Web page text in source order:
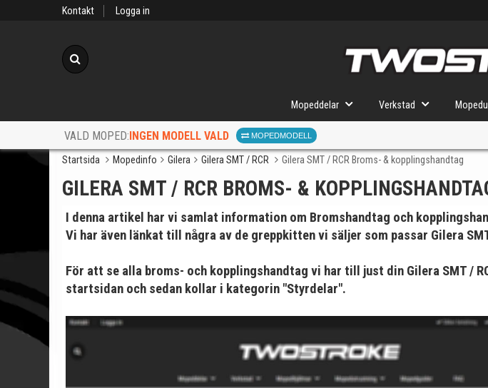
Kontakt Logga in
Mopeddelar Verkstad
VALD MOPED:INGEN MODELL VALD MOPEDMODELL
VÄLJ MOPED
När du valt kommer butiken visa delar
Startsida Mopedinfo Gilera Gilera SMT / RCR Gilera SMT / RCR Broms- & kopplingshandtag
GILERA SMT / RCR BROMS- &
I denna artikel har vi samlat information om Bromshandtag och
Vi har även länkat till några av de greppkitten vi säljer som passar Gilera
För att se alla broms- och kopplingshandtag vi har till just din Gilera SMT /
startsidan och sedan kollar i kategorin "Styrdelar".